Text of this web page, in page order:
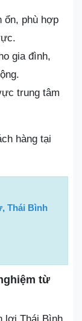
ổn, phù hợp
gia đình,
trung tâm
hàng tại
Thái Bình
từ
lợi Thái Bình